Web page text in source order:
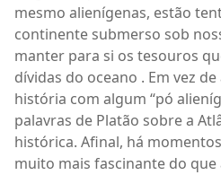
mesmo alienígenas, estão
continente submerso sob
manter para si os tesouros
dívidas do oceano . Em vez
história com algum “pó
palavras de Platão sobre a
histórica. Afinal, há
muito mais fascinante do